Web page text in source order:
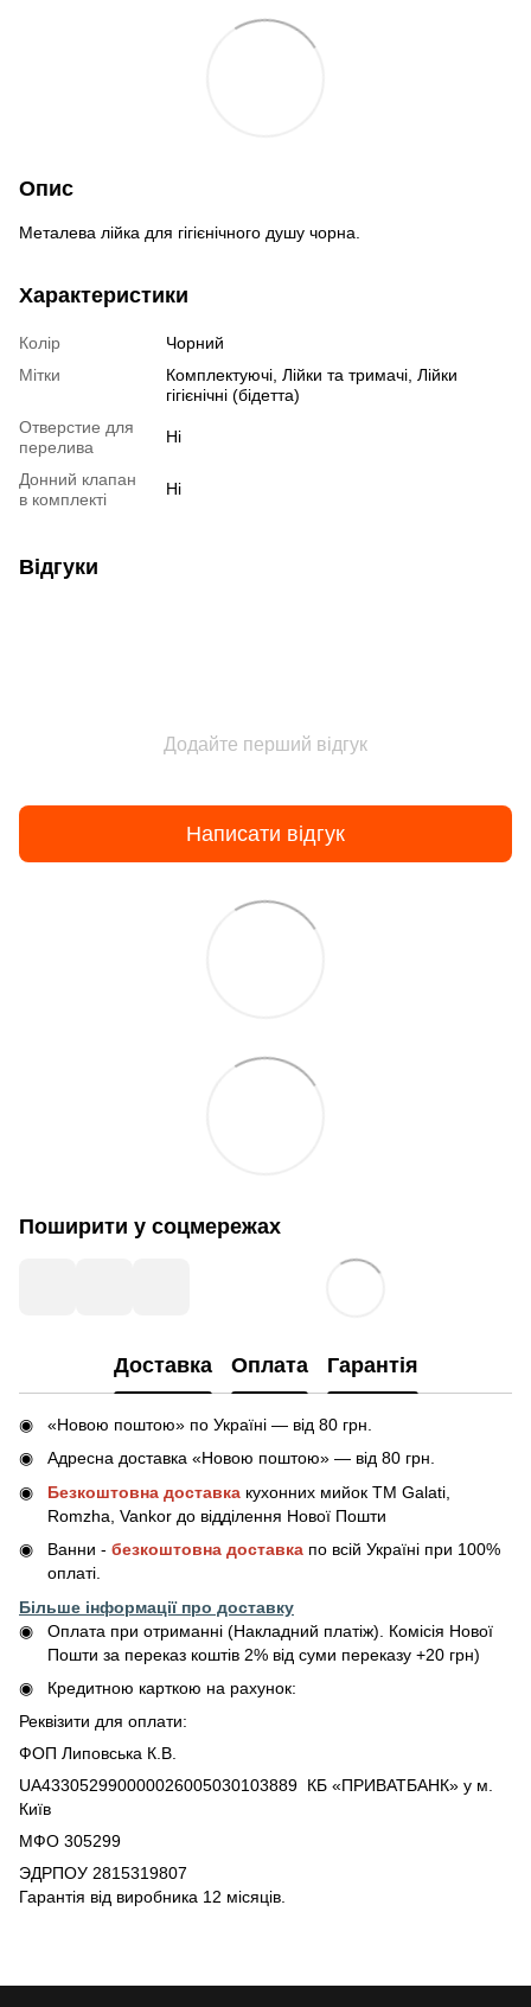
Опис
Металева лійка для гігієнічного душу чорна.
Характеристики
Колір
Чорний
Мітки
Комплектуючі, Лійки та тримачі, Лійки
гігієнічні (бідетта)
Отверстие для
перелива
Ні
Донний клапан
в комплекті
Ні
Відгуки
Додайте перший відгук
Написати відгук
Поширити у соцмережах
Доставка Оплата Гарантія
«Новою поштою» по Україні — від 80 грн.
Адресна доставка «Новою поштою» — від 80 грн.
Безкоштовна доставка кухонних мийок ТМ Galati,
Romzha, Vankor до відділення Нової Пошти
Ванни - безкоштовна доставка по всій Україні при 100%
оплаті.
Більше інформації про доставку
Оплата при отриманні (Накладний платіж). Комісія Нової
Пошти за переказ коштів 2% від суми переказу +20 грн)
Кредитною карткою на рахунок:
Реквізити для оплати:
ФОП Липовська К.В.
UA433052990000026005030103889 КБ «ПРИВАТБАНК» у м.
Київ
МФО 305299
ЭДРПОУ 2815319807
Гарантія від виробника 12 місяців.